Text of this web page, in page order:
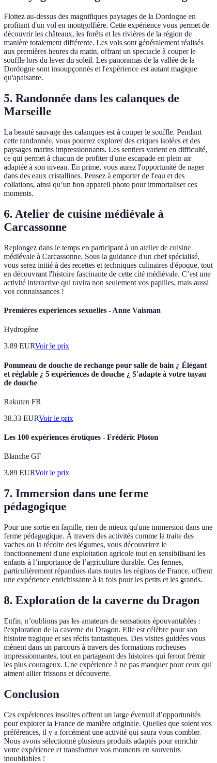
Flottez au-dessus des magnifiques paysages de la Dordogne en
profitant d'un vol en montgolfière. Cette expérience vous permet de
découvrir les châteaux, les forêts et les rivières de la région de
manière totalement différente. Les vols sont généralement réalisés
aux premières heures du matin, offrant un spectacle à couper le
souffle lors du lever du soleil. Les panoramas de la vallée de la
Dordogne sont insoupçonnés et l'expérience est autant magique
qu'apaisante.
5. Randonnée dans les calanques de
Marseille
La beauté sauvage des calanques est à couper le souffle. Pendant
cette randonnée, vous pourrez explorer des criques isolées et des
paysages marins impressionnants. Les sentiers varient en difficulté,
ce qui permet à chacun de profiter d'une escapade en plein air
adaptée à son niveau. En prime, vous aurez l'opportunité de nager
dans des eaux cristallines. Pensez à emporter de l'eau et des
collations, ainsi qu’un bon appareil photo pour immortaliser ces
moments.
6. Atelier de cuisine médiévale à
Carcassonne
Replongez dans le temps en participant à un atelier de cuisine
médiévale à Carcassonne. Sous la guidance d'un chef spécialisé,
vous serez initié à des recettes et techniques culinaires d'époque, tout
en découvrant l'histoire fascinante de cette cité médiévale. C’est une
activité interactive qui ravira non seulement vos papilles, mais aussi
vos connaissances !
Premières expériences sexuelles - Anne Vaisman
Hydrogène
3.89 EURVoir le prix
Pommeau de douche de rechange pour salle de bain ¿ Élégant
et réglable ¿ 5 expériences de douche ¿ S'adapte à votre tuyau
de douche
Rakuten FR
38.33 EURVoir le prix
Les 100 expériences érotiques - Frédéric Ploton
Blanche GF
3.89 EURVoir le prix
7. Immersion dans une ferme
pédagogique
Pour une sortie en famille, rien de mieux qu'une immersion dans une
ferme pédagogique. À travers des activités comme la traite des
vaches ou la récolte des légumes, vous découvrirez le
fonctionnement d'une exploitation agricole tout en sensibilisant les
enfants à l’importance de l’agriculture durable. Ces fermes,
particulièrement répandues dans toutes les régions de France, offrent
une expérience enrichissante à la fois pour les petits et les grands.
8. Exploration de la caverne du Dragon
Enfin, n’oublions pas les amateurs de sensations épouvantables :
l'exploration de la caverne du Dragon. Elle est célèbre pour son
histoire tragique et ses récits fantastiques. Des visites guidées vous
mènent dans un parcours à travers des formations rocheuses
impressionnantes, tout en partageant des histoires qui feront frémir
les plus courageux. Une expérience à ne pas manquer pour ceux qui
aiment allier frissons et découverte.
Conclusion
Ces expériences insolites offrent un large éventail d’opportunités
pour explorer la France de manière originale. Quelles que soient vos
préférences, il y a forcément une activité qui saura vous combler.
Nous avons sélectionné plusieurs produits adaptés pour enrichir
votre expérience et transformer vos moments en souvenirs
inoubliables !